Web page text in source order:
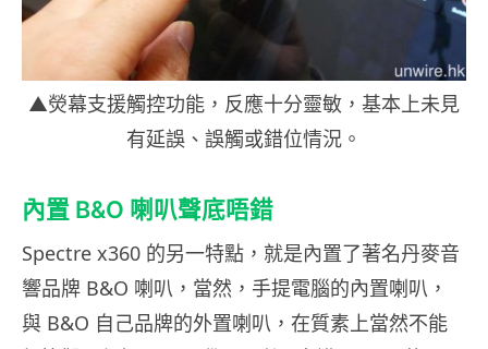
▲熒幕支援觸控功能，反應十分靈敏，基本上未見
有延誤、誤觸或錯位情況。
內置 B&O 喇叭聲底唔錯
Spectre x360 的另一特點，就是內置了著名丹麥音
響品牌 B&O 喇叭，當然，手提電腦的內置喇叭，
與 B&O 自己品牌的外置喇叭，在質素上當然不能